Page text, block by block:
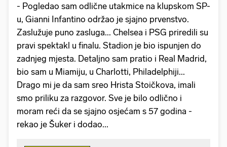
- Pogledao sam odlične utakmice na klupskom SP-
u, Gianni Infantino održao je sjajno prvenstvo.
Zaslužuje puno zasluga... Chelsea i PSG priredili su
pravi spektakl u finalu. Stadion je bio ispunjen do
zadnjeg mjesta. Detaljno sam pratio i Real Madrid,
bio sam u Miamiju, u Charlotti, Philadelphiji...
Drago mi je da sam sreo Hrista Stoičkova, imali
smo priliku za razgovor. Sve je bilo odlično i
moram reći da se sjajno osjećam s 57 godina -
rekao je Šuker i dodao...